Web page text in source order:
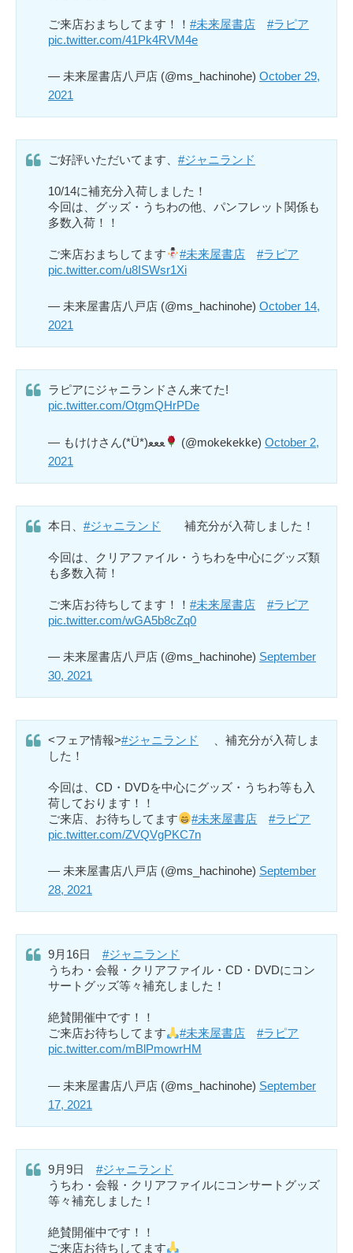
ご来店おまちしてます！！ #未来屋書店
#ラピア
pic.twitter.com/41Pk4RVM4e
— 未来屋書店八戸店 (@ms_hachinohe) October 29,
2021
ご好評いただいてます、 #ジャニランド
10/14に補充分入荷しました！
今回は、グッズ・うちわの他、パンフレット関係も
多数入荷！！
ご来店おまちしてます #未来屋書店
#ラピア
pic.twitter.com/u8ISWsr1Xi
— 未来屋書店八戸店 (@ms_hachinohe) October 14,
2021
ラピアにジャニランドさん来てた!
pic.twitter.com/OtgmQHrPDe
— もけけさん(*Ü*)ﻌﻌﻌ (@mokekekke)October 2,
2021
本日、 #ジャニランド 補充分が入荷しました！
今回は、クリアファイル・うちわを中心にグッズ類
も多数入荷！
ご来店お待ちしてます！！ #未来屋書店
#ラピア
pic.twitter.com/wGA5b8cZq0
— 未来屋書店八戸店 (@ms_hachinohe) September
30, 2021
<フェア情報>#ジャニランド
、補充分が入荷しま
した！
今回は、CD・DVDを中心にグッズ・うちわ等も入
荷しております！！
ご来店、お待ちしてます
#未来屋書店
#ラピア
pic.twitter.com/ZVQVgPKC7n
— 未来屋書店八戸店 (@ms_hachinohe) September
28, 2021
9月16日 #ジャニランド
うちわ・会報・クリアファイル・CD・DVDにコン
サートグッズ等々補充しました！
絶賛開催中です！！
ご来店お待ちしてます
#未来屋書店
#ラピア
pic.twitter.com/mBlPmowrHM
— 未来屋書店八戸店 (@ms_hachinohe) September
17, 2021
9月9日 #ジャニランド
うちわ・会報・クリアファイルにコンサートグッズ
等々補充しました！
絶賛開催中です！！
ご来店お待ちしてます